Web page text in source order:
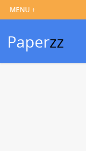
Paperzz